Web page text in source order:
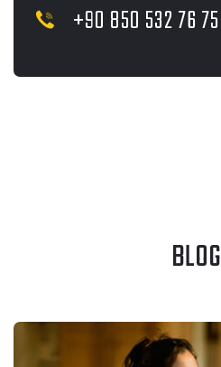
+90 850 532 76 75
BLOG